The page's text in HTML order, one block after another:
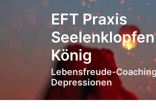
EFT Praxis
König
Lebensfreude-
Depressionen